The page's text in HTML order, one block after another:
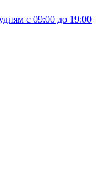
c 09:00 до 19:00